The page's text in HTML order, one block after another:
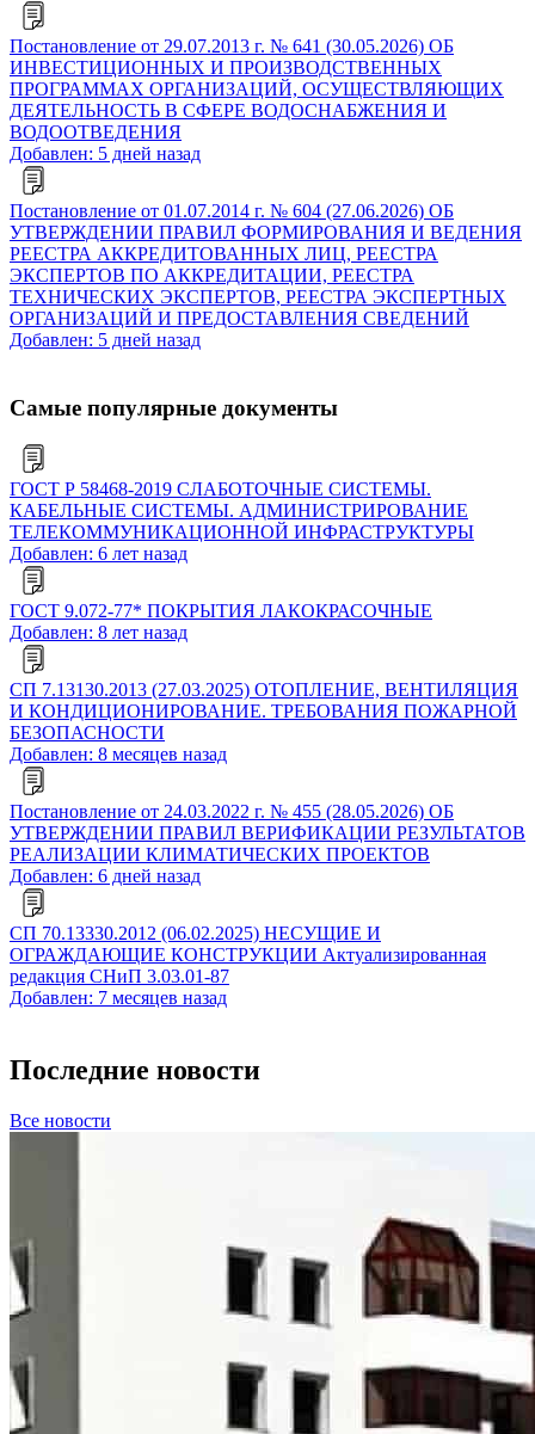
Постановление от 29.07.2013 г. № 641 (30.05.2026) ОБ
ИНВЕСТИЦИОННЫХ И ПРОИЗВОДСТВЕННЫХ
ПРОГРАММАХ ОРГАНИЗАЦИЙ, ОСУЩЕСТВЛЯЮЩИХ
ДЕЯТЕЛЬНОСТЬ В СФЕРЕ ВОДОСНАБЖЕНИЯ И
ВОДООТВЕДЕНИЯ
Добавлен: 5 дней назад
Постановление от 01.07.2014 г. № 604 (27.06.2026) ОБ
УТВЕРЖДЕНИИ ПРАВИЛ ФОРМИРОВАНИЯ И ВЕДЕНИЯ
РЕЕСТРА АККРЕДИТОВАННЫХ ЛИЦ, РЕЕСТРА
ЭКСПЕРТОВ ПО АККРЕДИТАЦИИ, РЕЕСТРА
ТЕХНИЧЕСКИХ ЭКСПЕРТОВ, РЕЕСТРА ЭКСПЕРТНЫХ
ОРГАНИЗАЦИЙ И ПРЕДОСТАВЛЕНИЯ СВЕДЕНИЙ
Добавлен: 5 дней назад
Самые популярные документы
ГОСТ Р 58468-2019 СЛАБОТОЧНЫЕ СИСТЕМЫ.
КАБЕЛЬНЫЕ СИСТЕМЫ. АДМИНИСТРИРОВАНИЕ
ТЕЛЕКОММУНИКАЦИОННОЙ ИНФРАСТРУКТУРЫ
Добавлен: 6 лет назад
ГОСТ 9.072-77* ПОКРЫТИЯ ЛАКОКРАСОЧНЫЕ
Добавлен: 8 лет назад
СП 7.13130.2013 (27.03.2025) ОТОПЛЕНИЕ, ВЕНТИЛЯЦИЯ
И КОНДИЦИОНИРОВАНИЕ. ТРЕБОВАНИЯ ПОЖАРНОЙ
БЕЗОПАСНОСТИ
Добавлен: 8 месяцев назад
Постановление от 24.03.2022 г. № 455 (28.05.2026) ОБ
УТВЕРЖДЕНИИ ПРАВИЛ ВЕРИФИКАЦИИ РЕЗУЛЬТАТОВ
РЕАЛИЗАЦИИ КЛИМАТИЧЕСКИХ ПРОЕКТОВ
Добавлен: 6 дней назад
СП 70.13330.2012 (06.02.2025) НЕСУЩИЕ И
ОГРАЖДАЮЩИЕ КОНСТРУКЦИИ Актуализированная
редакция СНиП 3.03.01-87
Добавлен: 7 месяцев назад
Последние новости
Все новости